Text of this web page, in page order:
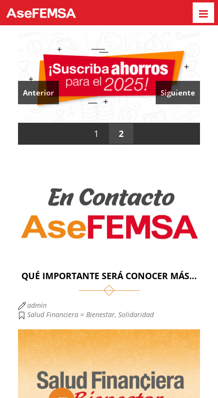
Anterior Siguiente
1 2
QUÉ IMPORTANTE SERÁ CONOCER MÁS…
admin
Salud Financiera = Bienestar,Solidaridad